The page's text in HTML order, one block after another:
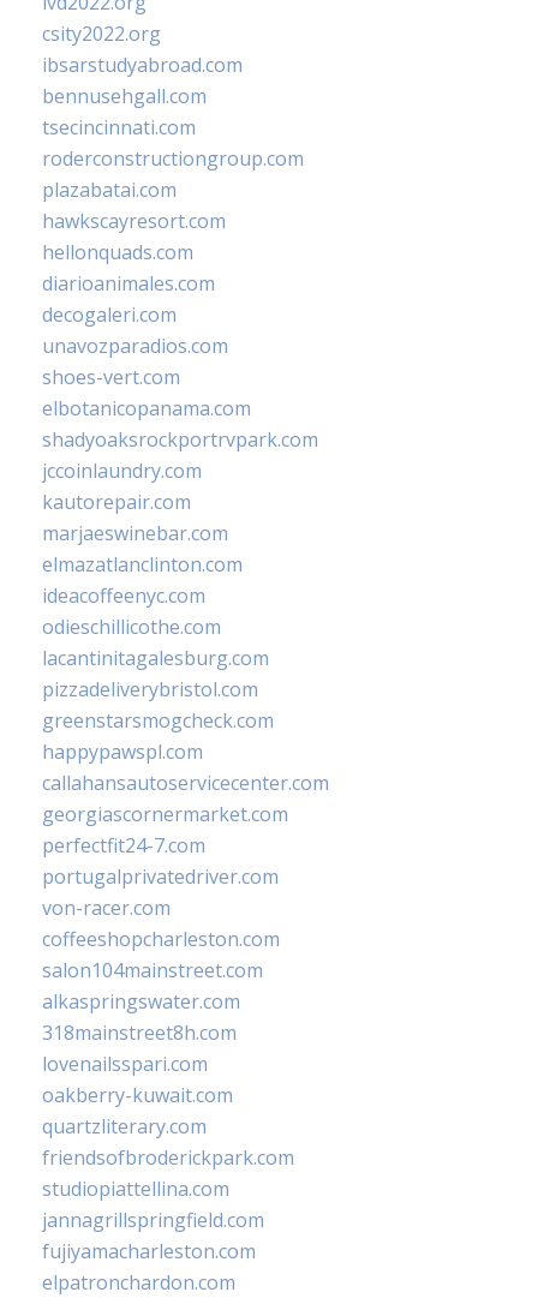
csity2022.org
ibsarstudyabroad.com
bennusehgall.com
tsecincinnati.com
roderconstructiongroup.com
plazabatai.com
hawkscayresort.com
hellonquads.com
diarioanimales.com
decogaleri.com
unavozparadios.com
shoes-vert.com
elbotanicopanama.com
shadyoaksrockportrvpark.com
jccoinlaundry.com
kautorepair.com
marjaeswinebar.com
elmazatlanclinton.com
ideacoffeenyc.com
odieschillicothe.com
lacantinitagalesburg.com
pizzadeliverybristol.com
greenstarsmogcheck.com
happypawspl.com
callahansautoservicecenter.com
georgiascornermarket.com
perfectfit24-7.com
portugalprivatedriver.com
von-racer.com
coffeeshopcharleston.com
salon104mainstreet.com
alkaspringswater.com
318mainstreet8h.com
lovenailsspari.com
oakberry-kuwait.com
quartzliterary.com
friendsofbroderickpark.com
studiopiattellina.com
jannagrillspringfield.com
fujiyamacharleston.com
elpatronchardon.com